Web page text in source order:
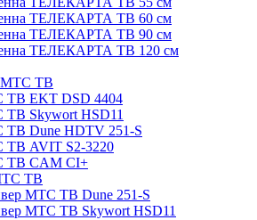
ТЕЛЕКАРТА ТВ 60 см
ТЕЛЕКАРТА ТВ 90 см
ТЕЛЕКАРТА ТВ 120 см
МТС ТВ
EKT DSD 4404
Skywort HSD11
Dune HDTV 251-S
AVIT S2-3220
CAM CI+
ТВ
МТС ТВ Dune 251-S
МТС ТВ Skywort HSD11